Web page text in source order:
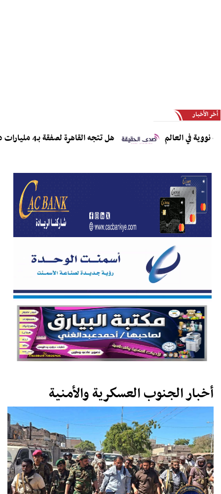
أخر الأخبار
في العالم هل تتجه القاهرة لصفقة بـ4 مليارات دولار لاقتناء مقاتلات J-10CE وJ-35؟
أخبار الجنوب العسكرية والأمنية